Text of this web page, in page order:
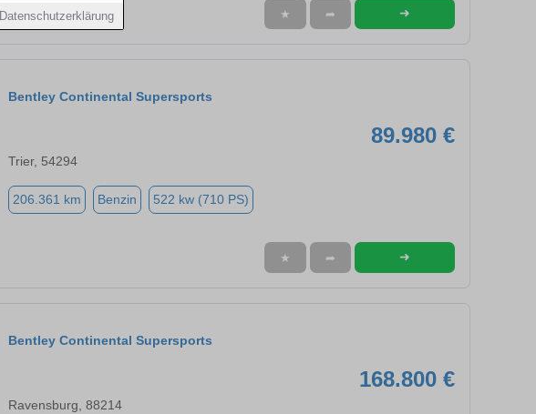
Datenschutzerklärung ★ ➦ ➜
Bentley Continental Supersports
89.980 €
Trier, 54294
206.361 km Benzin 522 kw (710 PS)
★ ➦ ➜
Bentley Continental Supersports
168.800 €
Ravensburg, 88214